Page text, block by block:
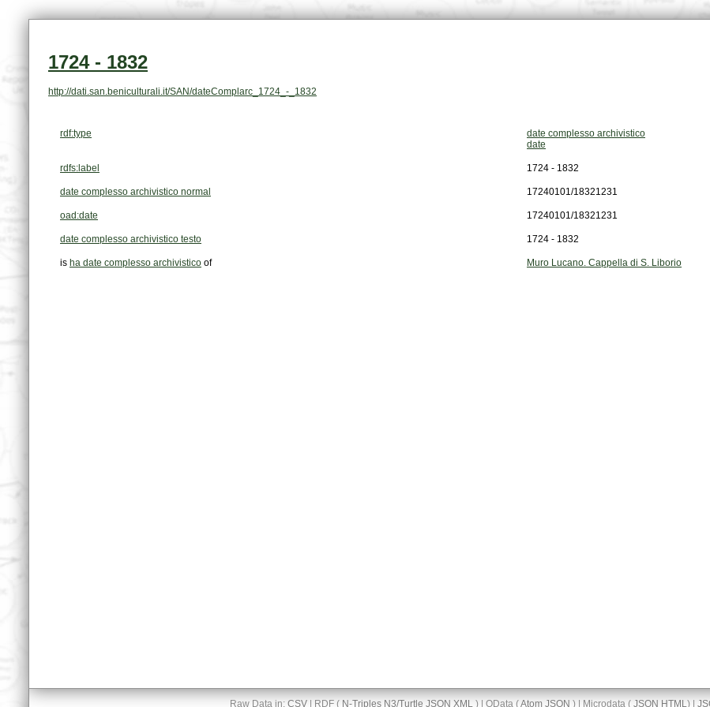
1724 - 1832
http://dati.san.beniculturali.it/SAN/dateComplarc_1724_-_1832
rdf:type
date complesso archivistico
date
rdfs:label 1724 - 1832
date complesso archivistico normal 17240101/18321231
oad:date 17240101/18321231
date complesso archivistico testo 1724 - 1832
is ha date complesso archivistico of Muro Lucano. Cappella di S. Liborio
Raw Data in: CSV| RDF ( N-Triples N3/Turtle JSON XML) | OData (Atom JSON ) | Microdata ( JSON HTML) |